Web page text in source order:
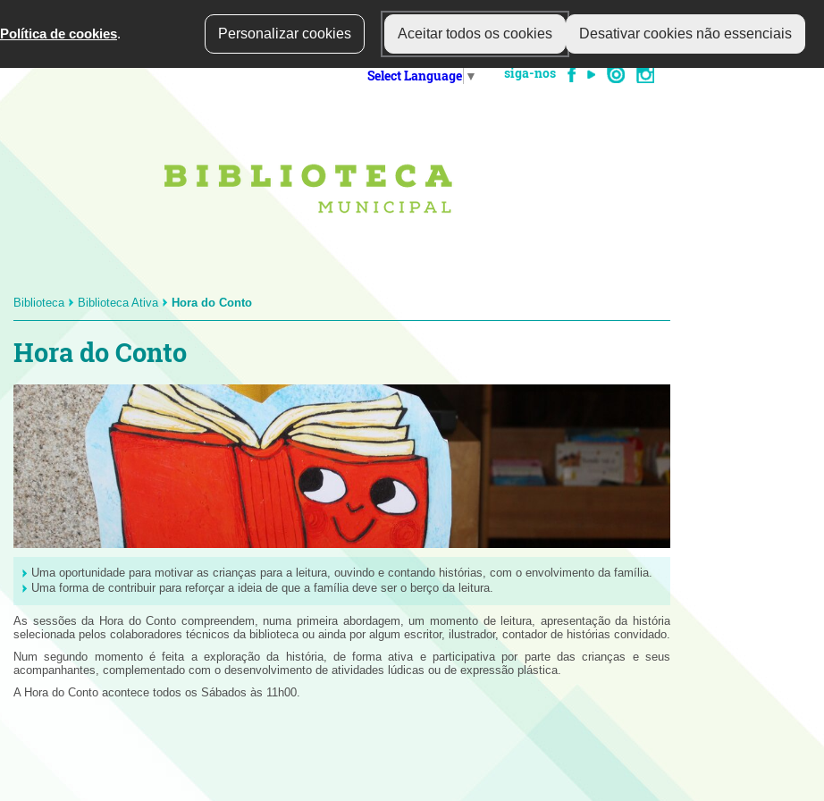
Política de cookies. Personalizar cookies Aceitar todos os cookies Desativar cookies não essenciais
Select Language ▼ siga-nos
Biblioteca Biblioteca Ativa Hora do Conto
Hora do Conto
Uma oportunidade para motivar as crianças para a leitura, ouvindo e contando histórias, com o envolvimento da família.
Uma forma de contribuir para reforçar a ideia de que a família deve ser o berço da leitura.
As sessões da Hora do Conto compreendem, numa primeira abordagem, um momento de leitura, apresentação da história
selecionada pelos colaboradores técnicos da biblioteca ou ainda por algum escritor, ilustrador, contador de histórias convidado.
Num segundo momento é feita a exploração da história, de forma ativa e participativa por parte das crianças e seus
acompanhantes, complementado com o desenvolvimento de atividades lúdicas ou de expressão plástica.
A Hora do Conto acontece todos os Sábados às 11h00.